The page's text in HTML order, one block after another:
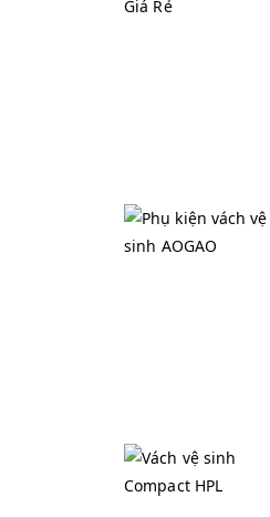
MFC GIÁ RẺ
PHỤ KIỆN VÁCH
VỆ SINH AOGAO
VÁCH VỆ SINH
COMPACT HPL